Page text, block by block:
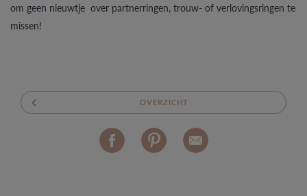
om geen nieuwtje over partnerringen, trouw- of verlovingsringen te
missen!
OVERZICHT